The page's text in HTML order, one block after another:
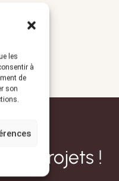
les
à
de
son
projets !